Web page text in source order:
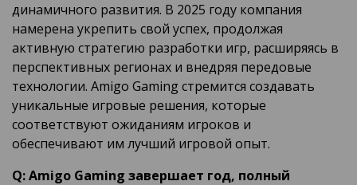
динамичного развития. В 2025 году компания
намерена укрепить свой успех, продолжая
активную стратегию разработки игр, расширяясь в
перспективных регионах и внедряя передовые
технологии. Amigo Gaming стремится создавать
уникальные игровые решения, которые
соответствуют ожиданиям игроков и
обеспечивают им лучший игровой опыт.
Q: Amigo Gaming завершает год, полный